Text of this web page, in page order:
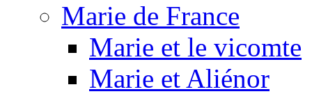
Marie de France
Marie et le vicomte
Marie et Aliénor